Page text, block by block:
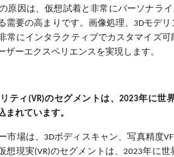
原因は、仮想試着と非常にパーソナラ
需要の高まりです。画像処理、3Dモデ
常にインタラクティブでカスタマイズ
ザーエクスペリエンスを実現します。
ティ(VR)のセグメントは、2023年に
まれています。
市場は、3Dボディスキャン、写真精度
想現実(VR)のセグメントは、2023年に